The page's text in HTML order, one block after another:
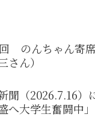
のんちゃん寄
さん）
聞（2026.7.16）
へ大学生奮闘中」